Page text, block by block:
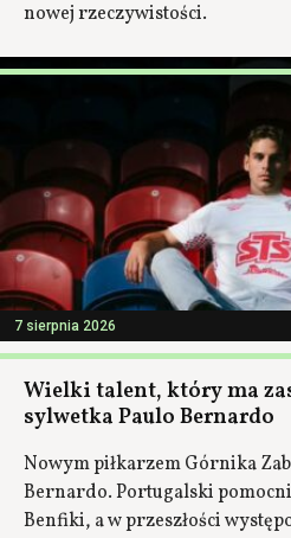
nowej rzeczywistości.
7 sierpnia 2026
Wielki talent, który ma
sylwetka Paulo Bernardo
Nowym piłkarzem Górnika
Bernardo. Portugalski
Benfiki, a w przeszłości